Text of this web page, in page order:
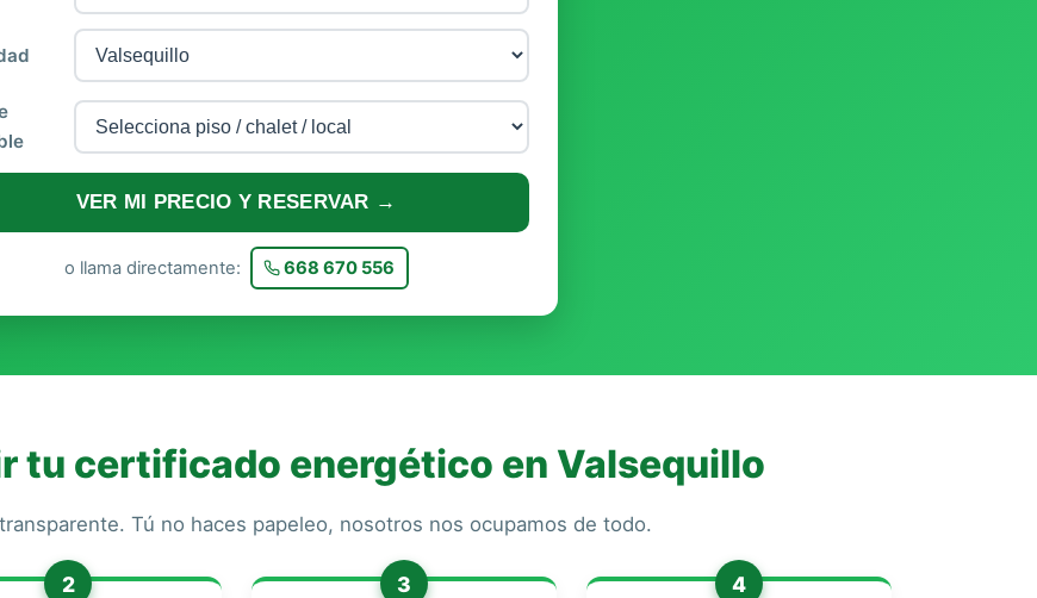
VER MI PRECIO Y RESERVAR →
o llama directamente: 668 670 556
tu certificado energético en Valsequillo
Tú no haces papeleo, nosotros nos ocupamos de todo.
2 3 4